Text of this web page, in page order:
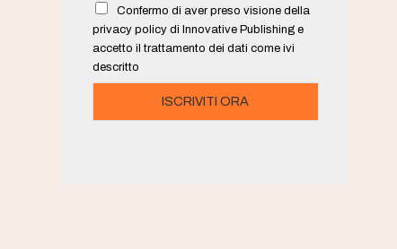
*
Confermo di aver preso visione della
privacy policy di Innovative Publishing e
accetto il trattamento dei dati come ivi
descritto
ISCRIVITI ORA